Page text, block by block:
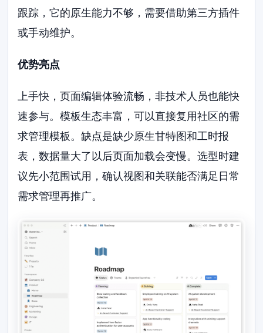
跟踪，它的原生能力不够，需要借助第三方插件
或手动维护。
优势亮点
上手快，页面编辑体验流畅，非技术人员也能快
速参与。模板生态丰富，可以直接复用社区的需
求管理模板。缺点是缺少原生甘特图和工时报
表，数据量大了以后页面加载会变慢。选型时建
议先小范围试用，确认视图和关联能否满足日常
需求管理再推广。